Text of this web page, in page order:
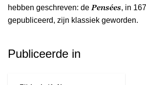
hebben geschreven: de Pensées, in
gepubliceerd, zijn klassiek geworden.
Publiceerde in